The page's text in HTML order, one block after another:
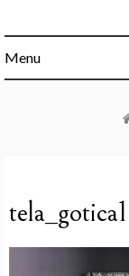
Menu
tela_gotica1